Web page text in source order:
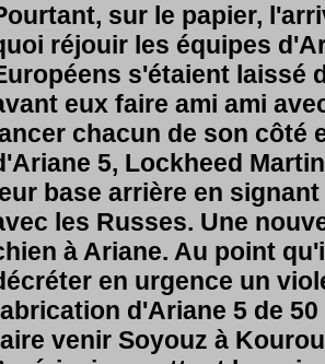
sur le papier,
réjouir les équipes
s'étaient laissé
eux faire ami ami
chacun de son côté
5, Lockheed
base arrière en
les Russes. Une
à Ariane. Au point
en urgence un
d'Ariane 5 de
venir Soyouz à